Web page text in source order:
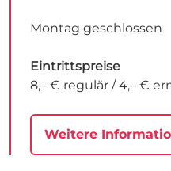
Montag geschlossen
Eintrittspreise
8,– € regulär / 4,– €
Weitere